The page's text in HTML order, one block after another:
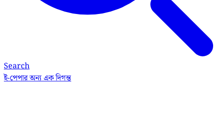
Search
ই-পেপারঅন্য এক দিগন্ত